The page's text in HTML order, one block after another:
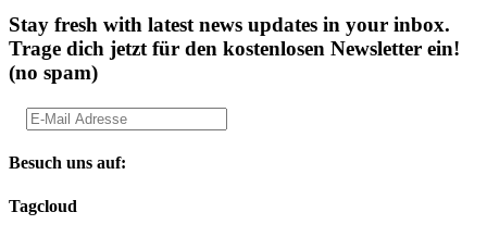
Stay fresh with latest news updates in your inbox.
Trage dich jetzt für den kostenlosen Newsletter ein!
(no spam)
Besuch uns auf:
Tagcloud